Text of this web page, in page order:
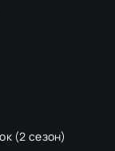
(2 сезон)